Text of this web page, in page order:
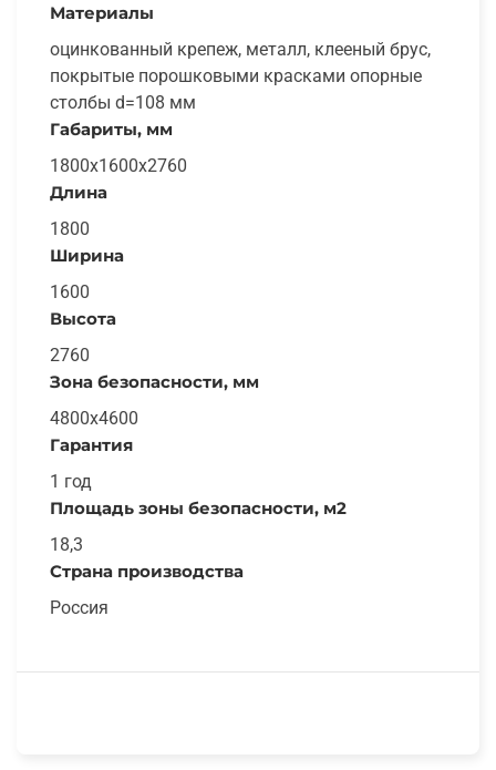
Материалы
оцинкованный крепеж, металл, клееный брус,
покрытые порошковыми красками опорные
столбы d=108 мм
Габариты, мм
1800х1600х2760
Длина
1800
Ширина
1600
Высота
2760
Зона безопасности, мм
4800х4600
Гарантия
1 год
Площадь зоны безопасности, м2
18,3
Страна производства
Россия